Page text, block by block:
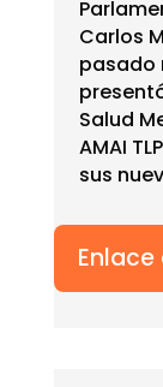
Carlos
pasado
Salud
AMAI
sus